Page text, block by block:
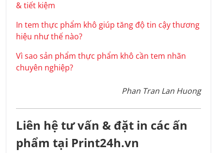
& tiết kiệm
In tem thực phẩm khô giúp tăng độ tin cậy thương
hiệu như thế nào?
Vì sao sản phẩm thực phẩm khô cần tem nhãn
chuyên nghiệp?
Phan Tran Lan Huong
Liên hệ tư vấn & đặt in các ấn
phẩm tại Print24h.vn